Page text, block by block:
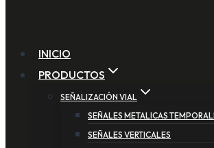
INICIO
PRODUCTOS
SEÑALIZACIÓN VIAL
SEÑALES METALICAS
SEÑALES VERTICALES